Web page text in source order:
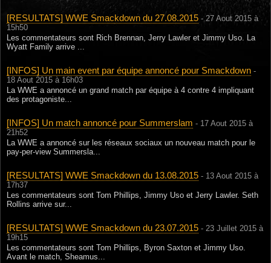
[RESULTATS] WWE Smackdown du 27.08.2015 - 27 Aout 2015 à
15h50
Les commentateurs sont Rich Brennan, Jerry Lawler et Jimmy Uso. La
Wyatt Family arrive ...
[INFOS] Un main event par équipe annoncé pour Smackdown -
18 Aout 2015 à 16h03
La WWE a annoncé un grand match par équipe à 4 contre 4 impliquant
des protagoniste...
[INFOS] Un match annoncé pour Summerslam - 17 Aout 2015 à
21h52
La WWE a annoncé sur les réseaux sociaux un nouveau match pour le
pay-per-view Summersla...
[RESULTATS] WWE Smackdown du 13.08.2015 - 13 Aout 2015 à
17h37
Les commentateurs sont Tom Phillips, Jimmy Uso et Jerry Lawler. Seth
Rollins arrive sur...
[RESULTATS] WWE Smackdown du 23.07.2015 - 23 Juillet 2015 à
19h15
Les commentateurs sont Tom Phillips, Byron Saxton et Jimmy Uso.
Avant le match, Sheamus...